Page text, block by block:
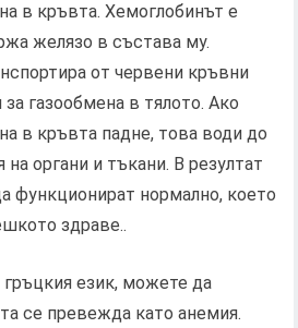
в кръвта. Хемоглобинът е
желязо в състава му.
от червени кръвни
газообмена в тялото. Ако
в кръвта падне, това води до
на органи и тъкани. В резултат
функционират нормално, което
здраве..
език, можете да
се превежда като анемия.